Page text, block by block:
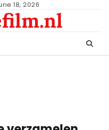
18, 2026